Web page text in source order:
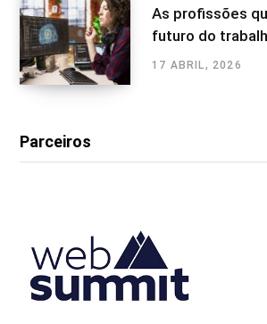
As profissões
futuro do
17 ABRIL, 2026
Parceiros